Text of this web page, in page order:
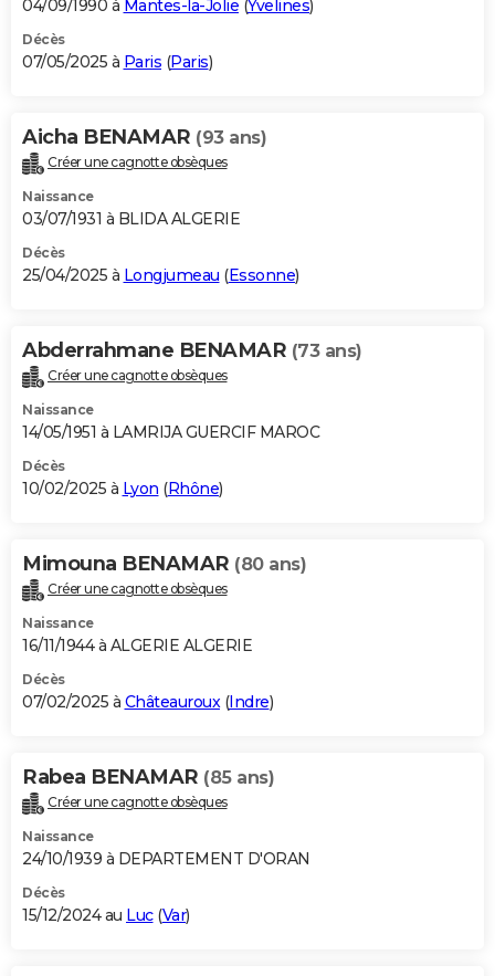
04/09/1990 à Mantes-la-Jolie (Yvelines)
Décès
07/05/2025 à Paris (Paris)
Aicha BENAMAR (93 ans)
Créer une cagnotte obsèques
Naissance
03/07/1931 à BLIDA ALGERIE
Décès
25/04/2025 à Longjumeau (Essonne)
Abderrahmane BENAMAR (73 ans)
Créer une cagnotte obsèques
Naissance
14/05/1951 à LAMRIJA GUERCIF MAROC
Décès
10/02/2025 à Lyon (Rhône)
Mimouna BENAMAR (80 ans)
Créer une cagnotte obsèques
Naissance
16/11/1944 à ALGERIE ALGERIE
Décès
07/02/2025 à Châteauroux(Indre)
Rabea BENAMAR (85 ans)
Créer une cagnotte obsèques
Naissance
24/10/1939 à DEPARTEMENT D'ORAN
Décès
15/12/2024 au Luc(Var)